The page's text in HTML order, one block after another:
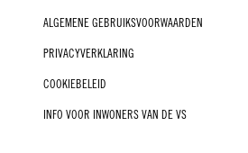
ALGEMENE GEBRUIKSVOORWAARDEN
PRIVACYVERKLARING
COOKIEBELEID
INFO VOOR INWONERS VAN DE VS